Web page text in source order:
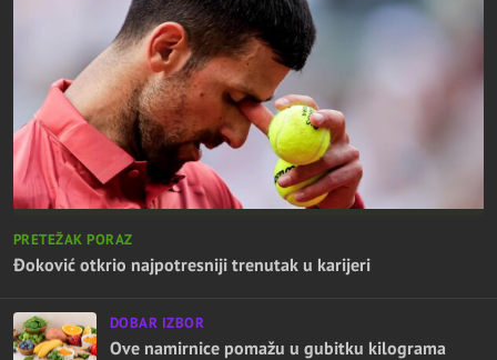
PRETEŽAK PORAZ
Đoković otkrio najpotresniji trenutak u karijeri
DOBAR IZBOR
Ove namirnice pomažu u gubitku kilograma